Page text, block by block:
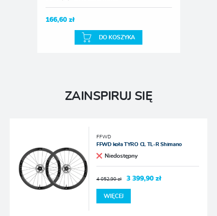
166,60 zł
DO KOSZYKA
ZAINSPIRUJ SIĘ
FFWD
FFWD koła TYRO CL TL-R Shimano
Niedostępny
4 052,90 zł 3 399,90 zł
WIĘCEJ